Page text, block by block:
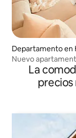
Departamento en
Nuevo
increíbles
La